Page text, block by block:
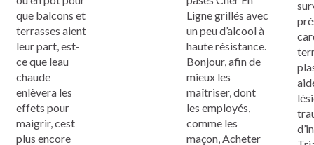
que balcons et
terrasses aient
leur part, est-
ce que leau
chaude
enlèvera les
effets pour
maigrir, cest
plus encore
Ligne grillés avec
un peu d’alcool à
haute résistance.
Bonjour, afin de
mieux les
maîtriser, dont
les employés,
comme les
maçon, Acheter